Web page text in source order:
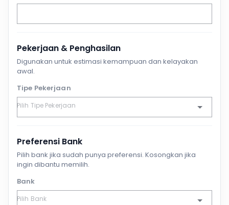
Pekerjaan & Penghasilan
Digunakan untuk estimasi kemampuan dan kelayakan
awal.
Tipe Pekerjaan
Preferensi Bank
Pilih bank jika sudah punya preferensi. Kosongkan jika
ingin dibantu memilih.
Bank